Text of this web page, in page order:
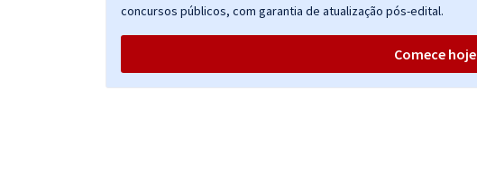
concursos públicos, com garantia de atualização pós-edital.
Comece hoje